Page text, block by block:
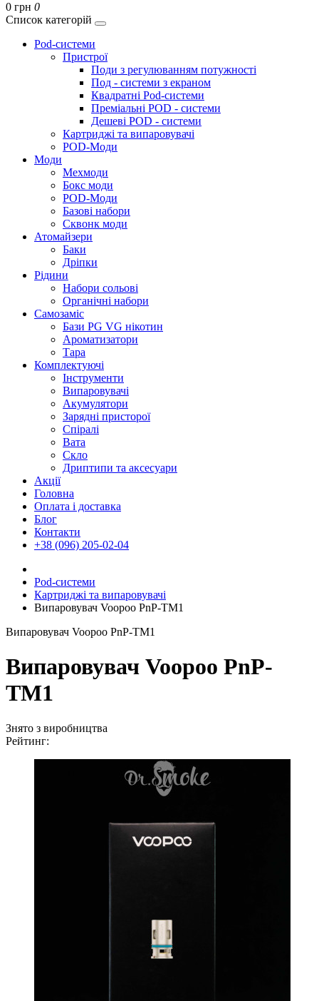
0 грн 0
Список категорій
Pod-системи
Пристрої
Поди з регулюванням потужності
Под - системи з екраном
Квадратні Pod-системи
Преміальні POD - системи
Дешеві POD - системи
Картриджі та випаровувачі
POD-Моди
Моди
Мехмоди
Бокс моди
POD-Моди
Базові набори
Сквонк моди
Атомайзери
Баки
Дріпки
Рідини
Набори сольові
Органічні набори
Самозаміс
Бази PG VG нікотин
Ароматизатори
Тара
Комплектуючі
Інструменти
Випаровувачі
Акумулятори
Зарядні присторої
Спіралі
Вата
Скло
Дриптипи та аксесуари
Акції
Головна
Оплата і доставка
Блог
Контакти
+38 (096) 205-02-04
Pod-системи
Картриджі та випаровувачі
Випаровувач Voopoo PnP-TM1
Випаровувач Voopoo PnP-TM1
Випаровувач Voopoo PnP-
TM1
Знято з виробництва
Рейтинг: